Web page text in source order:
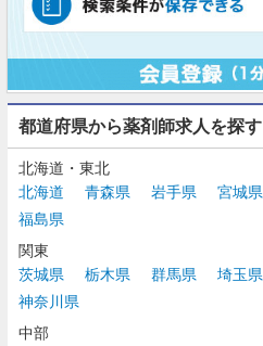
都道府県から薬剤師求人を探す
北海道・東北
北海道
青森県 岩手県 宮城県
福島県
関東
茨城県
栃木県 群馬県 埼玉県
神奈川県
中部